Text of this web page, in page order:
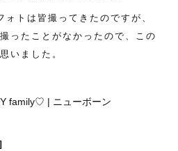
トは皆撮ってきたのですが、
ったことがなかったので、この
いました。